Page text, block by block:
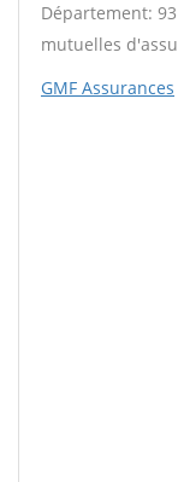
Département: 93
mutuelles
GMF Assurances